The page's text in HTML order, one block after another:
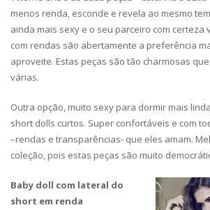
menos renda, esconde e revela ao mesmo
ainda mais sexy e o seu parceiro com certeza
com rendas são abertamente a preferência
aproveite. Estas peças são tão charmosas
várias.
Outra opção, muito sexy para dormir mais
short dolls curtos. Super confortáveis e com
–rendas e transparências- que eles amam.
coleção, pois estas peças são muito
Baby doll com lateral do
short em renda